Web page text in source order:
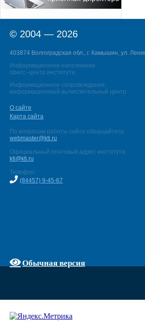
© 2004 — 2026
403874 Волгоградская обл., г. Камышин, ул.
Информационное наполнение:
пресс–центр института
Информационное сопровождение:
информационный вычислительный центр
О сайте
Карта сайта
По вопросам работы сайта обращайтесь:
webmaster@kti.ru
Официальный почтовый адрес института:
kti@kti.ru
Телефон:
(84457) 9-45-67
Обычная версия